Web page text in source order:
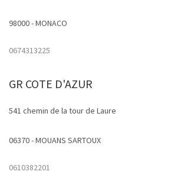
98000 - MONACO
0674313225
GR COTE D'AZUR
541 chemin de la tour de Laure
06370 - MOUANS SARTOUX
0610382201